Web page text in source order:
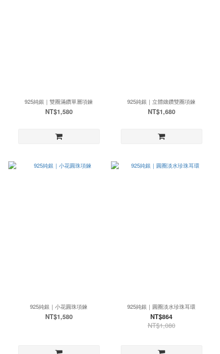
925純銀｜雙圈滿鑽單層項鍊
NT$1,580
925純銀｜立體鑲鑽雙圈項鍊
NT$1,680
925純銀｜小花圓珠項鍊
NT$1,580
925純銀｜圓圈淡水珍珠耳環
NT$864
NT$1,080